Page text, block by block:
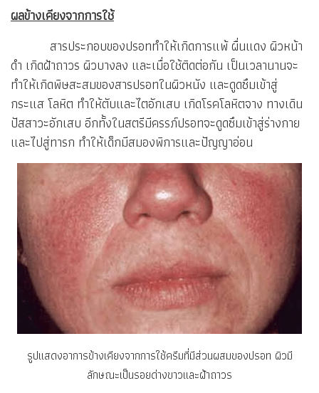
ผลข้างเคียงจากการใช้
สารประกอบของปรอททำให้เกิดการแพ้ ผื่นแดง ผิวหน้า
ดำ เกิดฝ้าถาวร ผิวบางลง และเมื่อใช้ติดต่อกัน เป็นเวลานานจะ
ทำให้เกิดพิษสะสมของสารปรอทในผิวหนัง และดูดซึมเข้าสู่
กระแส โลหิต ทำให้ตับและไตอักเสบ เกิดโรคโลหิตจาง ทางเดิน
ปัสสาวะอักเสบ อีกทั้งในสตรีมีครรภ์ปรอทจะดูดซึมเข้าสู่ร่างกาย
และไปสู่ทารก ทำให้เด็กมีสมองพิการและปัญญาอ่อน
รูปแสดงอาการข้างเคียงจากการใช้ครีมที่มีส่วนผสมของปรอท ผิวมี
ลักษณะเป็นรอยด่างขาวและฝ้าถาวร